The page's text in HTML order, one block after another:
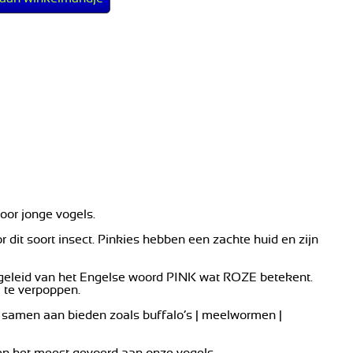
jonge vogels.
dit soort insect. Pinkies hebben een zachte huid en zijn
van het Engelse woord PINK wat ROZE betekent.
verpoppen.
aan bieden zoals buffalo’s | meelwormen |